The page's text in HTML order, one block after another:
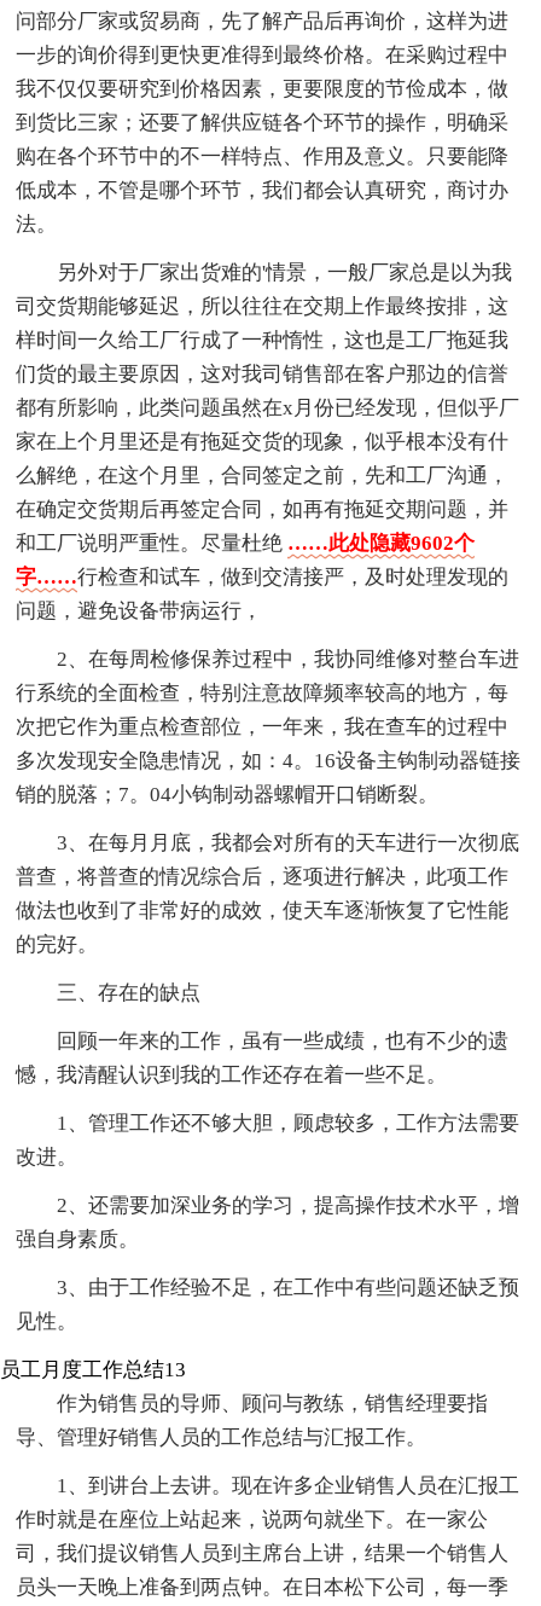
问部分厂家或贸易商，先了解产品后再询价，这样为进
一步的询价得到更快更准得到最终价格。在采购过程中
我不仅仅要研究到价格因素，更要限度的节俭成本，做
到货比三家；还要了解供应链各个环节的操作，明确采
购在各个环节中的不一样特点、作用及意义。只要能降
低成本，不管是哪个环节，我们都会认真研究，商讨办
法。
另外对于厂家出货难的'情景，一般厂家总是以为我
司交货期能够延迟，所以往往在交期上作最终按排，这
样时间一久给工厂行成了一种惰性，这也是工厂拖延我
们货的最主要原因，这对我司销售部在客户那边的信誉
都有所影响，此类问题虽然在x月份已经发现，但似乎厂
家在上个月里还是有拖延交货的现象，似乎根本没有什
么解绝，在这个月里，合同签定之前，先和工厂沟通，
在确定交货期后再签定合同，如再有拖延交期问题，并
和工厂说明严重性。尽量杜绝 ……此处隐藏9602个
字……行检查和试车，做到交清接严，及时处理发现的
问题，避免设备带病运行，
2、在每周检修保养过程中，我协同维修对整台车进
行系统的全面检查，特别注意故障频率较高的地方，每
次把它作为重点检查部位，一年来，我在查车的过程中
多次发现安全隐患情况，如：4。16设备主钩制动器链接
销的脱落；7。04小钩制动器螺帽开口销断裂。
3、在每月月底，我都会对所有的天车进行一次彻底
普查，将普查的情况综合后，逐项进行解决，此项工作
做法也收到了非常好的成效，使天车逐渐恢复了它性能
的完好。
三、存在的缺点
回顾一年来的工作，虽有一些成绩，也有不少的遗
憾，我清醒认识到我的工作还存在着一些不足。
1、管理工作还不够大胆，顾虑较多，工作方法需要
改进。
2、还需要加深业务的学习，提高操作技术水平，增
强自身素质。
3、由于工作经验不足，在工作中有些问题还缺乏预
见性。
员工月度工作总结13
作为销售员的导师、顾问与教练，销售经理要指
导、管理好销售人员的工作总结与汇报工作。
1、到讲台上去讲。现在许多企业销售人员在汇报工
作时就是在座位上站起来，说两句就坐下。在一家公
司，我们提议销售人员到主席台上讲，结果一个销售人
员头一天晚上准备到两点钟。在日本松下公司，每一季